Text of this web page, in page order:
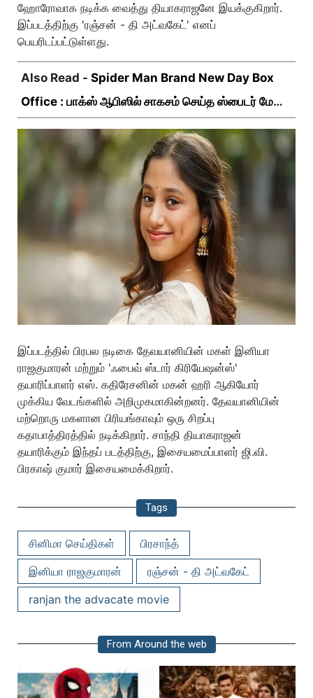
ஹோரோவாக நடிக்க வைத்து தியாகராஜனே இயக்குகிறார்.
இப்படத்திற்கு 'ரஞ்சன் - தி அட்வகேட்' எனப்
பெயரிடப்பட்டுள்ளது.
Also Read - Spider Man Brand New Day Box
Office : பாக்ஸ் ஆபிஸில் சாகசம் செய்த ஸ்பைடர் மேன்
பிராண்ட் நியூ டே!
இப்படத்தில் பிரபல நடிகை தேவயானியின் மகள் இனியா
ராஜகுமாரன் மற்றும் 'ஃபைவ் ஸ்டார் கிரியேஷன்ஸ்'
தயாரிப்பாளர் எஸ். கதிரேசனின் மகன் ஹரி ஆகியோர்
முக்கிய வேடங்களில் அறிமுகமாகின்றனர். தேவயானியின்
மற்றொரு மகளான பிரியங்காவும் ஒரு சிறப்பு
கதாபாத்திரத்தில் நடிக்கிறார். சாந்தி தியாகராஜன்
தயாரிக்கும் இந்தப் படத்திற்கு, இசையமைப்பாளர் ஜி.வி.
பிரகாஷ் குமார் இசையமைக்கிறார்.
Tags
சினிமா செய்திகள்
பிரசாந்த்
இனியா ராஜகுமாரன்
ரஞ்சன் - தி அட்வகேட்
ranjan the advacate movie
From Around the web